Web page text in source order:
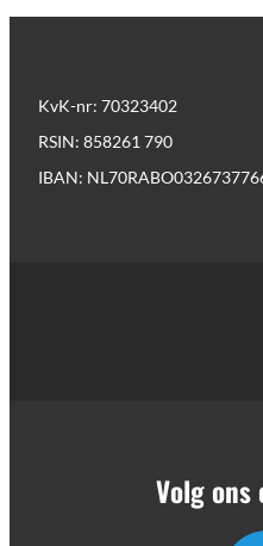
KvK-nr: 70323402
RSIN: 858261 790
IBAN:
Volg ons